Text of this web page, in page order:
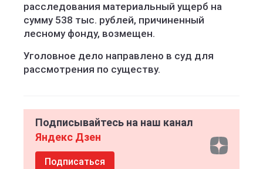
расследования материальный ущерб на
сумму 538 тыс. рублей, причиненный
лесному фонду, возмещен.
Уголовное дело направлено в суд для
рассмотрения по существу.
Подписывайтесь на наш канал
Яндекс Дзен
Подписаться